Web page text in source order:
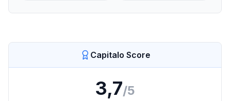
Capitalo Score
3,7/5